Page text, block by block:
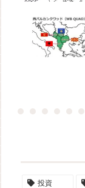
投資